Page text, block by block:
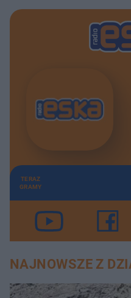
TERAZ
GRAMY
NAJNOWSZE Z